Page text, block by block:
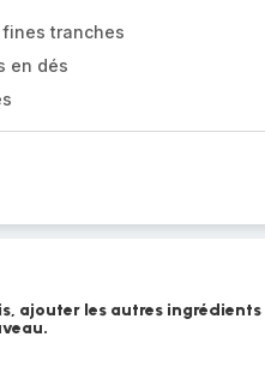
tranches
en dés
ajouter les autres